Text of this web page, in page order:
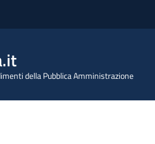
della Pubblica Amministrazione